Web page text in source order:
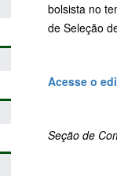
bolsista no
de Seleção
Acesse o
Seção de